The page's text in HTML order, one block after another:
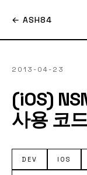
← ASH84
2013-04-23
(iOS)
사용 코
DEV IOS